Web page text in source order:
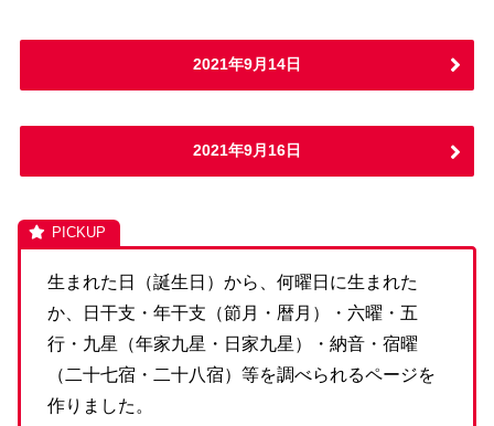
2021年9月14日
2021年9月16日
生まれた日（誕生日）から、何曜日に生まれた
か、日干支・年干支（節月・暦月）・六曜・五
行・九星（年家九星・日家九星）・納音・宿曜
（二十七宿・二十八宿）等を調べられるページを
作りました。